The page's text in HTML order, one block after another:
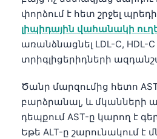
փորձում է հետ շրջել
լիպիդային վահանակի
առանձնացնել LDL-C, HDL-
տրիգլիցերիդների
Ծանր մարզումից հետո
բարձրանալ, և մկանների
դեպքում AST-ը կարող է
Եթե ALT-ը շարունակում է
Български
Dansk
Nederlands
Bahasa Indonesia
Íslenska
Српски језик